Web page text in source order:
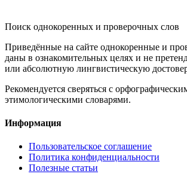
Поиск однокоренных и проверочных слов
Приведённые на сайте однокоренные и
даны в ознакомительных целях и не
или абсолютную лингвистическую
Рекомендуется сверяться с
этимологическими словарями.
Информация
Пользовательское соглашение
Политика конфиденциальности
Полезные статьи